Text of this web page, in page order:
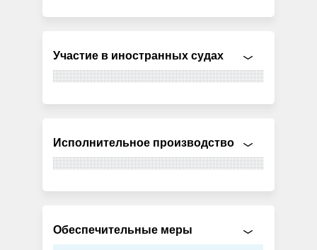
Участие в иностранных судах
Исполнительное производство
Обеспечительные меры